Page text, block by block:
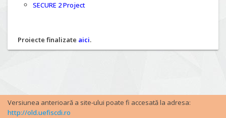
SECURE 2 Project
Proiecte finalizate aici.
Versiunea anterioară a site-ului poate fi accesată la adresa:
http://old.uefiscdi.ro